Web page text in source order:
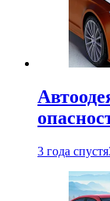
3 года спустя